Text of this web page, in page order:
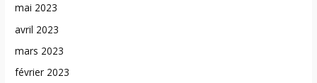
mai 2023
avril 2023
mars 2023
février 2023